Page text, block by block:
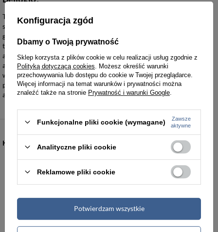
Torby sportowe Bellugio wykonane są z wysokogęstościowych tkanin
syntetycznych, takich jak poliester o wzmocnionym splocie, co
gwarantuje wysoką odporność na ścieranie i rozrywanie. Materiał
ten cechuje się niską higroskopijnością, dzięki czemu Twoja torba nie
absorbuje wilgoci i chroni zawartość przed zmiennymi warunkami
atmosferycznymi. W celu zachowania właściwości technicznych
włókien, do czyszczenia używaj wyłącznie miękkiej szmatki i
preparatów dedykowanych do tekstyliów technicznych, unikając
agresywnej chemii, która mogłaby osłabić strukturę polimeru.
KATEGORIE
Torby damskie
Plecaki Portfele
Konfiguracja zgód
Dbamy o Twoją prywatność
Sklep korzysta z plików cookie w celu realizacji usług zgodnie z
Polityką dotyczącą cookies . Możesz określić warunki
przechowywania lub dostępu do cookie w Twojej przeglądarce.
Więcej informacji na temat warunków i prywatności można
znaleźć także na stronie Prywatność i warunki Google
Funkcjonalne pliki cookie (wymagane) Zawsze
aktywne
Analityczne pliki cookie
Reklamowe pliki cookie
Potwierdzam wszystkie